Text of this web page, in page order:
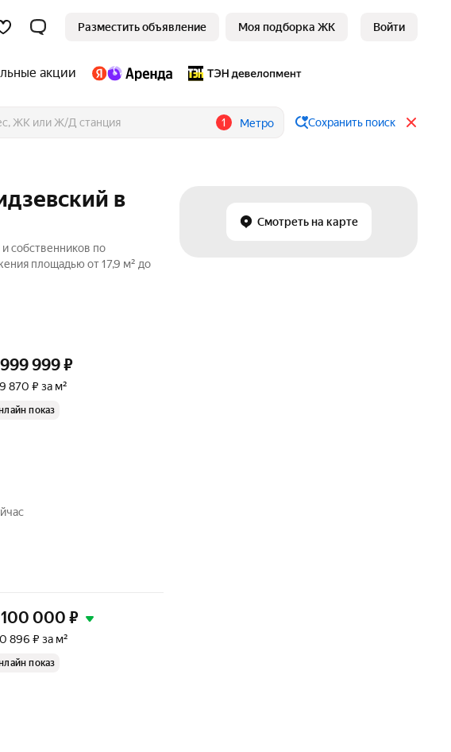
Разместить объявление Моя подборка ЖК Войти
акции
1 Метро Сохранить поиск
Смотреть на карте
в
собственников по
площадью от 17,9 м² до
999₽
870 ₽ за м²
показ
000 ₽
896 ₽ за м²
показ